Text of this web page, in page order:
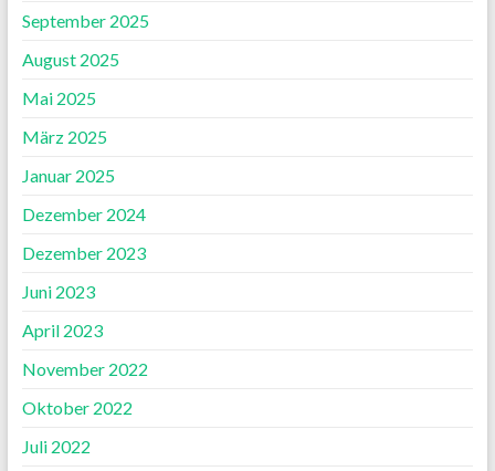
September 2025
August 2025
Mai 2025
März 2025
Januar 2025
Dezember 2024
Dezember 2023
Juni 2023
April 2023
November 2022
Oktober 2022
Juli 2022